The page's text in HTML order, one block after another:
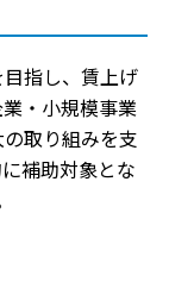
指し、賃上げ
・小規模事業
取り組みを支
補助対象とな